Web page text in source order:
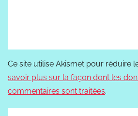
Ce site utilise Akismet pour réduire
savoir plus sur la façon dont les
commentaires sont traitées.